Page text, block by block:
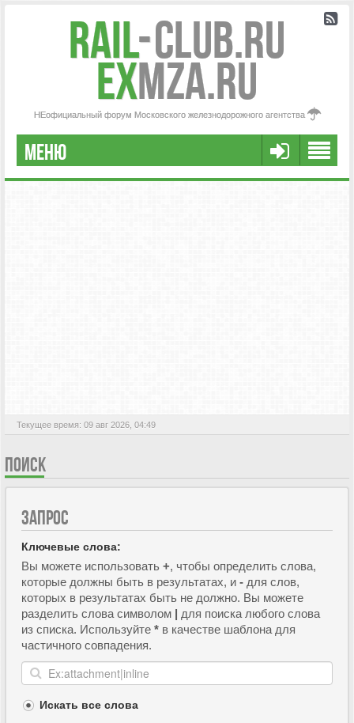
Rail-Club.RU
exMZA.RU
НЕофициальный форум Московского железнодорожного агентства
МЕНЮ
РЕГИСТРАЦИЯ
Текущее время: 09 авг 2026, 04:49
ПОИСК
ЗАПРОС
Ключевые слова:
Вы можете использовать +, чтобы определить слова,
которые должны быть в результатах, и - для слов,
которых в результатах быть не должно. Вы можете
разделить слова символом | для поиска любого слова
из списка. Используйте * в качестве шаблона для
частичного совпадения.
Искать все слова